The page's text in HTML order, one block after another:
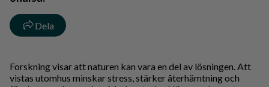
Dela
Forskning visar att naturen kan vara en del av lösningen. Att
vistas utomhus minskar stress, stärker återhämtning och